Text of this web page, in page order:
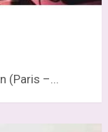
(Paris –...